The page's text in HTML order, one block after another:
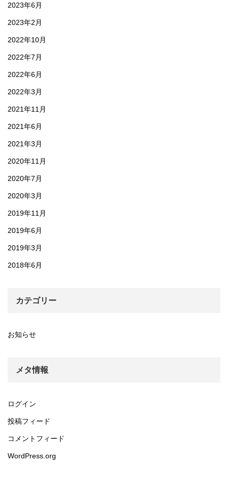
2023年6月
2023年2月
2022年10月
2022年7月
2022年6月
2022年3月
2021年11月
2021年6月
2021年3月
2020年11月
2020年7月
2020年3月
2019年11月
2019年6月
2019年3月
2018年6月
カテゴリー
お知らせ
メタ情報
ログイン
投稿フィード
コメントフィード
WordPress.org